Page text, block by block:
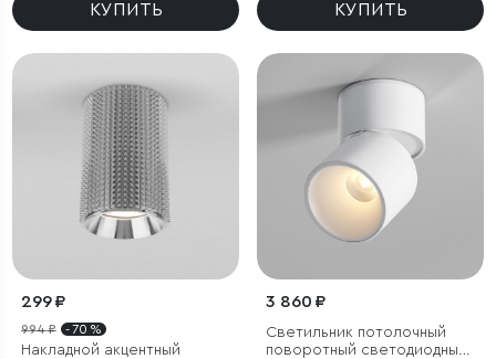
КУПИТЬ КУПИТЬ
299 ₽
994 ₽ - 70 %
Накладной акцентный
3 860 ₽
Светильник потолочный
поворотный светодиодный